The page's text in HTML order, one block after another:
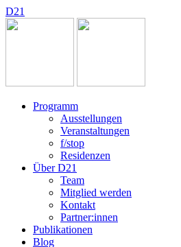
D21
Programm
Ausstellungen
Veranstaltungen
f/stop
Residenzen
Über D21
Team
Mitglied werden
Kontakt
Partner:innen
Publikationen
Blog